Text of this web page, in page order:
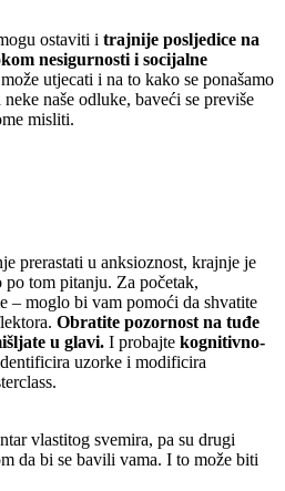
ostaviti i trajnije posljedice na
nesigurnosti i socijalne
utjecati i na to kako se ponašamo
naše odluke, baveći se previše
misliti.
prerastati u anksioznost, krajnje je
po tom pitanju. Za početak,
– moglo bi vam pomoći da shvatite
Obratite pozornost na tuđe
u glavi. I probajte kognitivno-
uzorke i modificira
vlastitog svemira, pa su drugi
da bi se bavili vama. I to može biti